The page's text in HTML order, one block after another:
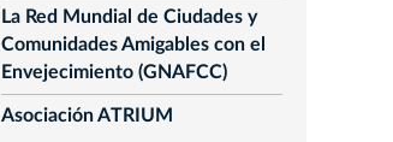
La Red Mundial de Ciudades y
Comunidades Amigables con el
Envejecimiento (GNAFCC)
Asociación ATRIUM